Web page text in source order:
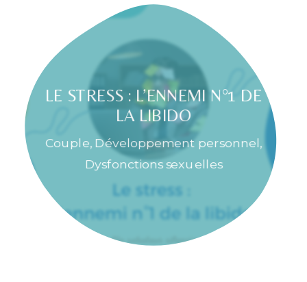
LE STRESS : L’ENNEMI N°1 DE
LA LIBIDO
Couple, Développement personnel,
Dysfonctions sexuelles